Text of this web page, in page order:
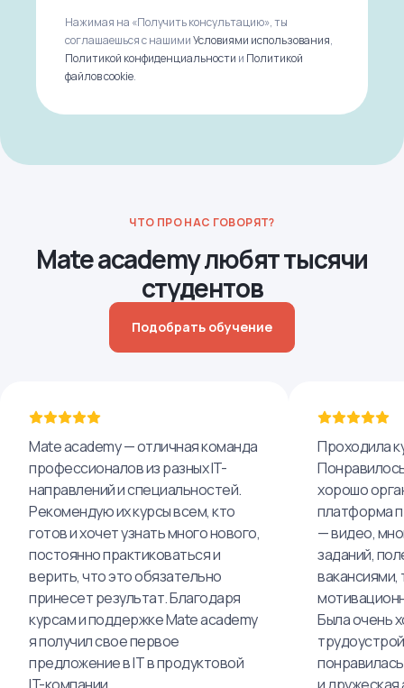
Нажимая на «Получить консультацию», ты
соглашаешься с нашимиУсловиями использования,
Политикой конфиденциальности и Политикой
файлов cookie.
ЧТО ПРО НАС ГОВОРЯТ?
Mate academy любят тысячи
студентов
Подобрать обучение
Mate academy — отличная команда
профессионалов из разных IT-
направлений и специальностей.
Рекомендую их курсы всем, кто
готов и хочет узнать много нового,
постоянно практиковаться и
верить, что это обязательно
принесет результат. Благодаря
курсам и поддержке Mate academy
я получил свое первое
предложение в IT в продуктовой
Проходила
хорошо
платформа
— видео,
заданий,
вакансиями,
Была очень